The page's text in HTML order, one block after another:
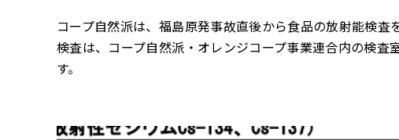
コープ自然派は、福島原発事故直後から食品の放射能検査
検査は、コープ自然派・オレンジコープ事業連合内の検
す。